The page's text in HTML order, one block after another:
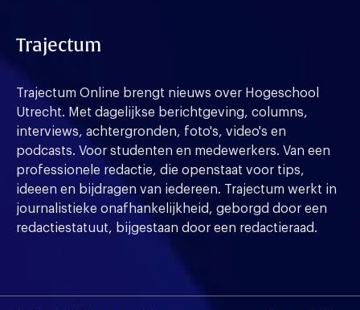
Trajectum
Trajectum Online brengt nieuws over Hogeschool
Utrecht. Met dagelijkse berichtgeving, columns,
interviews, achtergronden, foto's, video's en
podcasts. Voor studenten en medewerkers. Van een
professionele redactie, die openstaat voor tips,
ideeen en bijdragen van iedereen. Trajectum werkt in
journalistieke onafhankelijkheid, geborgd door een
redactiestatuut, bijgestaan door een redactieraad.